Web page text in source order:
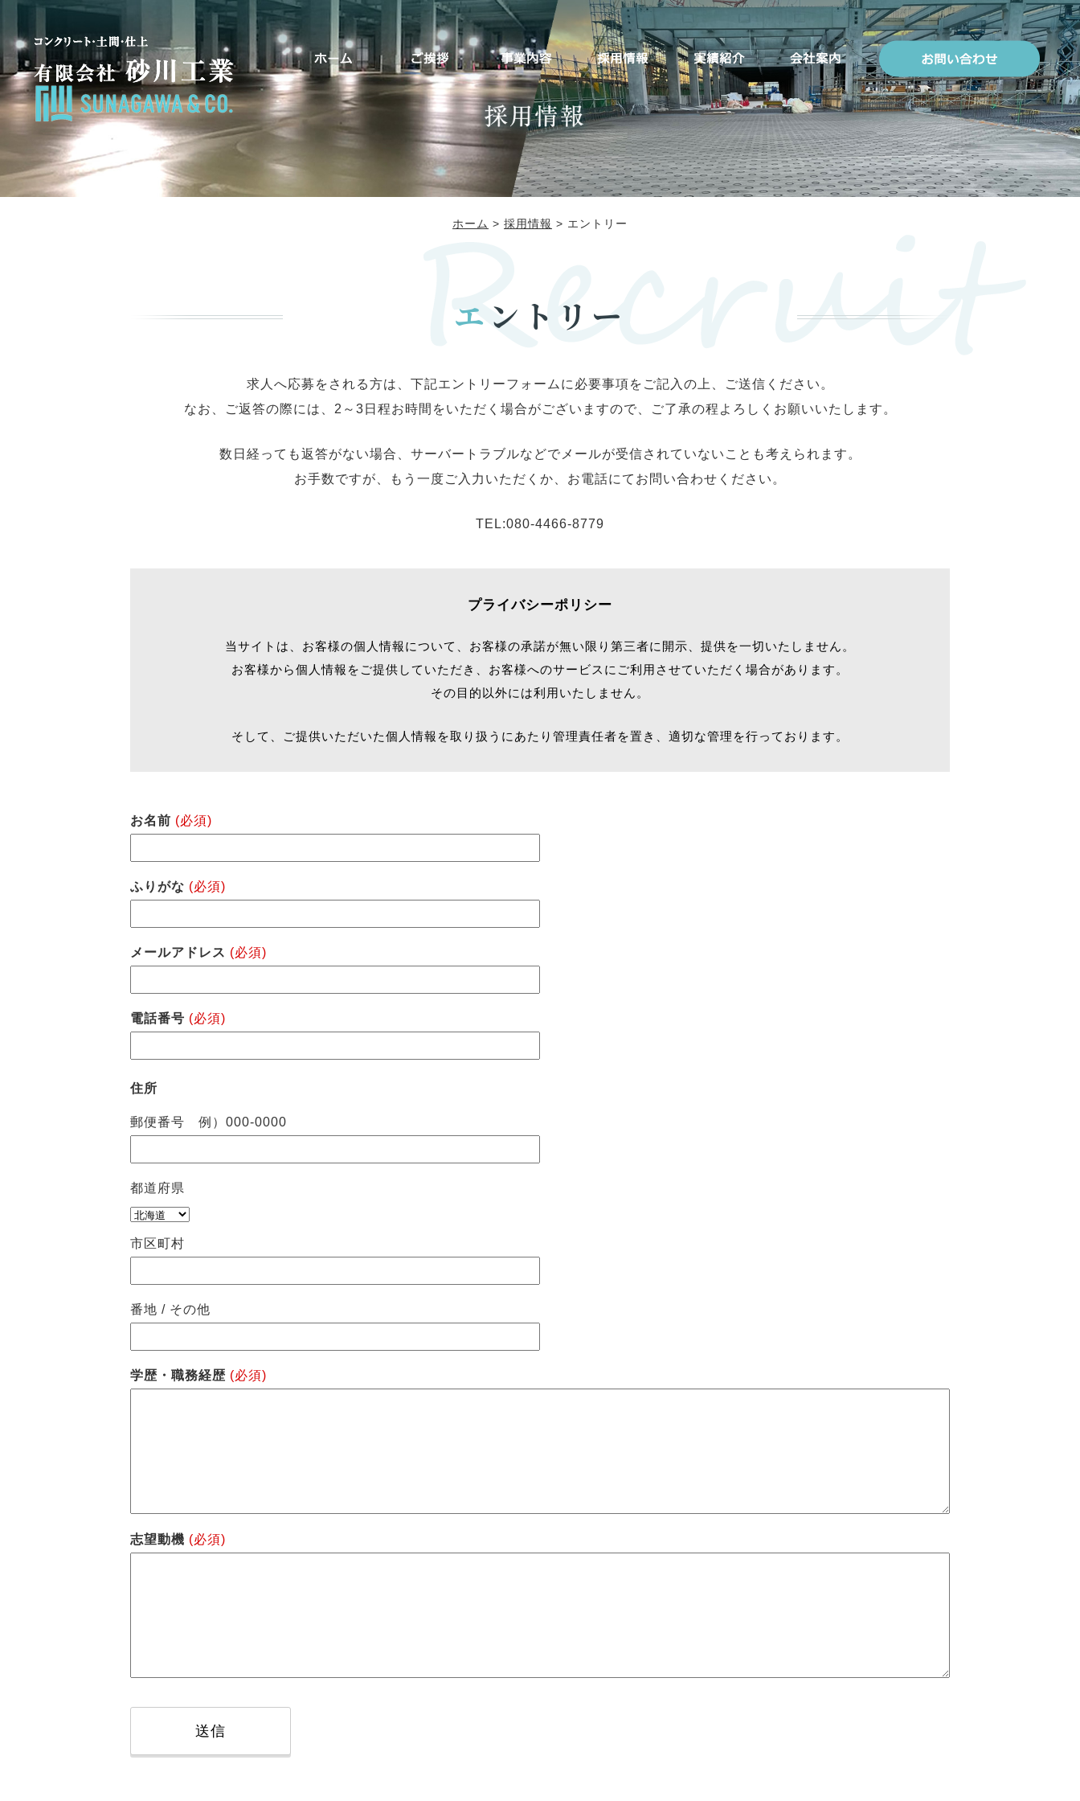
ホーム > 採用情報 > エントリー
エ ントリー
求人へ応募をされる方は、下記エントリーフォームに必要事項をご記入の上、ご送信ください。
なお、ご返答の際には、2～3日程お時間をいただく場合がございますので、ご了承の程よろしくお願いいたします。
数日経っても返答がない場合、サーバートラブルなどでメールが受信されていないことも考えられます。
お手数ですが、もう一度ご入力いただくか、お電話にてお問い合わせください。
TEL:080-4466-8779
プライバシーポリシー
当サイトは、お客様の個人情報について、お客様の承諾が無い限り第三者に開示、提供を一切いたしません。
お客様から個人情報をご提供していただき、お客様へのサービスにご利用させていただく場合があります。
その目的以外には利用いたしません。
そして、ご提供いただいた個人情報を取り扱うにあたり管理責任者を置き、適切な管理を行っております。
お名前 (必須)
ふりがな (必須)
メールアドレス (必須)
電話番号 (必須)
住所
郵便番号 例）000-0000
都道府県
市区町村
番地 / その他
学歴・職務経歴 (必須)
志望動機 (必須)